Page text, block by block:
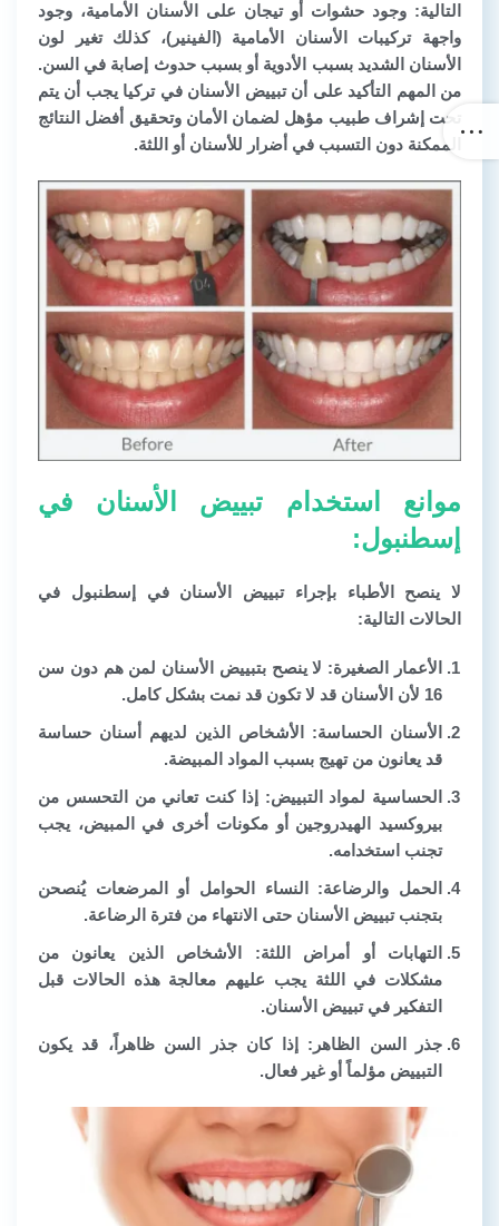
التالية: وجود حشوات أو تيجان على الأسنان الأمامية، وجود
واجهة تركيبات الأسنان الأمامية (الفينير)، كذلك تغير لون
الأسنان الشديد بسبب الأدوية أو بسبب حدوث إصابة في السن.
من المهم التأكيد على أن تبييض الأسنان في تركيا يجب أن يتم
تحت إشراف طبيب مؤهل لضمان الأمان وتحقيق أفضل النتائج
الممكنة دون التسبب في أضرار للأسنان أو اللثة.
موانع استخدام تبييض الأسنان في
إسطنبول:
لا ينصح الأطباء بإجراء تبييض الأسنان في إسطنبول في
الحالات التالية:
الأعمار الصغيرة: لا ينصح بتبييض الأسنان لمن هم دون سن
16 لأن الأسنان قد لا تكون قد نمت بشكل كامل.
الأسنان الحساسة: الأشخاص الذين لديهم أسنان حساسة
قد يعانون من تهيج بسبب المواد المبيضة.
الحساسية لمواد التبييض: إذا كنت تعاني من التحسس من
بيروكسيد الهيدروجين أو مكونات أخرى في المبيض، يجب
تجنب استخدامه.
الحمل والرضاعة: النساء الحوامل أو المرضعات يُنصحن
بتجنب تبييض الأسنان حتى الانتهاء من فترة الرضاعة.
التهابات أو أمراض اللثة: الأشخاص الذين يعانون من
مشكلات في اللثة يجب عليهم معالجة هذه الحالات قبل
التفكير في تبييض الأسنان.
جذر السن الظاهر: إذا كان جذر السن ظاهراً، قد يكون
التبييض مؤلماً أو غير فعال.